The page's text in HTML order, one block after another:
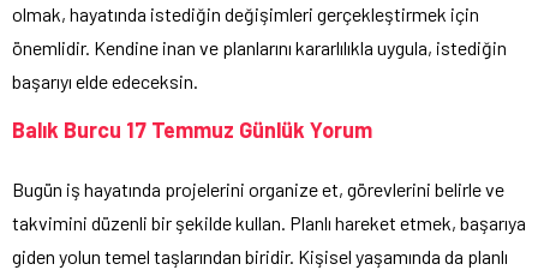
olmak, hayatında istediğin değişimleri gerçekleştirmek için
önemlidir. Kendine inan ve planlarını kararlılıkla uygula, istediğin
başarıyı elde edeceksin.
Balık Burcu 17 Temmuz Günlük Yorum
Bugün iş hayatında projelerini organize et, görevlerini belirle ve
takvimini düzenli bir şekilde kullan. Planlı hareket etmek, başarıya
giden yolun temel taşlarından biridir. Kişisel yaşamında da planlı